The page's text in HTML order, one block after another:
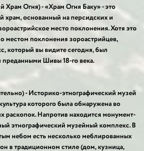
Храм Огня) - «Храм Огня Баку» - это
храм, основанный на персидских и
место поклонения. Хотя это
местом поклонения зороастрийцев,
который вы видите сегодня, был
Шивы 18-го века.
- Историко-этнографический музей
которого была обнаружена во
раскопок. Напротив находится монумент-
этнографический музейный комплекс. В
небом есть несколько меблированных
в традиционном стиле (дом, кузница,